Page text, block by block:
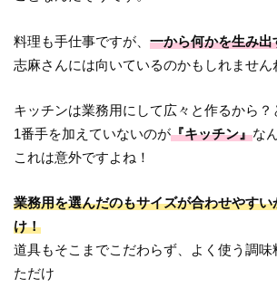
料理も手仕事ですが、一から何かを生み出
志麻さんには向いているのかもしれません
キッチンは業務用にして広々と作るから？
1番手を加えていないのが『キッチン』な
これは意外ですよね！
業務用を選んだのもサイズが合わせやす
け！
道具もそこまでこだわらず、よく使う調味
ただけ